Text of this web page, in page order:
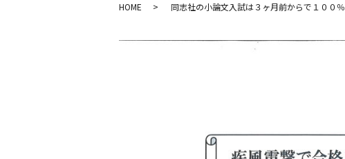
HOME 同志社の小論文入試は３ヶ月前からで１００